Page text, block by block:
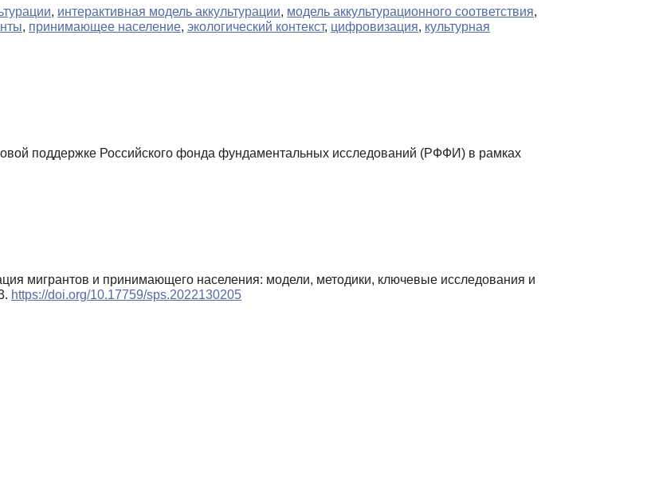
, интерактивная модель аккультурации, модель аккультурационного соответствия,
, принимающее население, экологический контекст, цифровизация, культурная
поддержке Российского фонда фундаментальных исследований (РФФИ) в рамках
мигрантов и принимающего населения: модели, методики, ключевые исследования и
https://doi.org/10.17759/sps.2022130205